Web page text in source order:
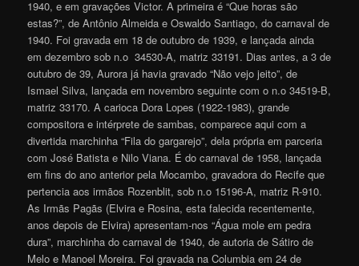
1940, e em gravações Victor. A primeira é “Que horas são
estas?”, de Antônio Almeida e Oswaldo Santiago, do carnaval de
1940. Foi gravada em 18 de outubro de 1939, e lançada ainda
em dezembro sob n.o 34530-A, matriz 33191. Dias antes, a 3 de
outubro de 39, Aurora já havia gravado “Não vejo jeito”, de
Ismael Silva, lançada em novembro seguinte com o n.o 34519-B,
matriz 33170. A carioca Dora Lopes (1922-1983), grande
compositora e intérprete de sambas, comparece aqui com a
divertida marchinha “Fila do gargarejo”, dela própria em parceria
com José Batista e Nilo Viana. É do carnaval de 1958, lançada
em fins do ano anterior pela Mocambo, gravadora do Recife que
pertencia aos irmãos Rozenblit, sob n.o 15196-A, matriz R-910.
As Irmãs Pagãs (Elvira e Rosina, esta falecida recentemente,
anos depois de Elvira) apresentam-nos “Água mole em pedra
dura”, marchinha do carnaval de 1940, de autoria de Sátiro de
Melo e Manoel Moreira. Foi gravada na Columbia em 24 de